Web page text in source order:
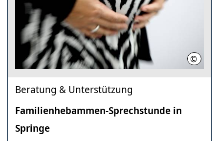
©
Beratung & Unterstützung
Familienhebammen-Sprechstunde in
Springe